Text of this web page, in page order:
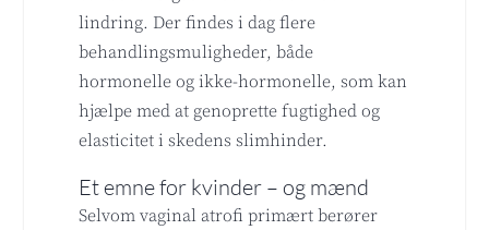
lindring. Der findes i dag flere
behandlingsmuligheder, både
hormonelle og ikke-hormonelle, som kan
hjælpe med at genoprette fugtighed og
elasticitet i skedens slimhinder.
Et emne for kvinder – og mænd
Selvom vaginal atrofi primært berører